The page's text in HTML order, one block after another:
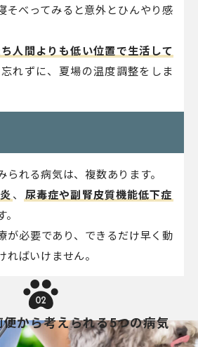
そべってみると意外とひんやり感
人間よりも低い位置で生活して
れずに、夏場の温度調整をしま
れる病気は、複数あります。
、 尿毒症や副腎皮質機能低下症
が必要であり、できるだけ早く動
ばいけません。
02
から考えられる5つの病気